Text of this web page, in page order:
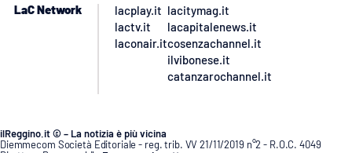
LaC Network
lacplay.it
lactv.it
laconair.it
lacitymag.it
lacapitalenews.it
cosenzachannel.it
ilvibonese.it
catanzarochannel.it
ilReggino.it © – La notizia è più vicina
Diemmecom Società Editoriale - reg. trib. VV 21/11/2019 n°2 - R.O.C. 4049